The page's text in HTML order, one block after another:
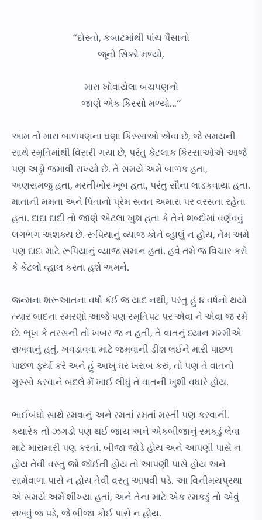
“દોસ્તો, કબાટમાંથી પાંચ પૈસાનો
જૂનો સિક્કો મળ્યો,
મારા ખોવાયેલા બચપણનો
જાણે એક કિસ્સો મળ્યો…”
આમ તો મારા બાળપણના ઘણા કિસ્સાઓ એવા છે, જે સમયની
સાથે સ્મૃતિમાંથી વિસરી ગયા છે, પરંતુ કેટલાક કિસ્સાઓએ આજે
પણ અડ્ડો જમાવી રાખ્યો છે. તે સમયે અમે બાળક હતા,
અણસમજુ હતા, મસ્તીખોર ખૂબ હતા, પરંતુ સૌના લાડકવાયા હતા.
માતાની મમતા અને પિતાનો પ્રેમ સતત અમારા પર વરસતા રહેતા
હતા. દાદા દાદી તો જાણે એટલા ખુશ હતા કે તેને શબ્દોમાં વર્ણવવું
લગભગ અશક્ય છે. રૂપિયાનું વ્યાજ કોને વ્હાલું ન હોય, તેમ અમે
પણ દાદા માટે રૂપિયાનું વ્યાજ સમાન હતાં. હવે તમે જ વિચાર કરો
કે કેટલો વ્હાલ કરતા હશે અમને.
જન્મના શરૂઆતના વર્ષો કંઈ જ યાદ નથી, પરંતુ હું ૪ વર્ષનો થયો
ત્યાર બાદના સ્મરણો આજે પણ સ્મૃતિપટ પર એવા ને એવા જ રમે
છે. ભૂખ કે તરસની તો ખબર જ ન હતી, તે વાતનું ધ્યાન મમ્મીએ
રાખવાનું હતું. ખવડાવવા માટે જમવાની ડીશ લઈને મારી પાછળ
પાછળ ફર્યા કરે અને હું આખું ઘર ખરાબ કરું, તો પણ તે વાતનો
ગુસ્સો કરવાને બદલે મેં ખાઈ લીધું તે વાતની ખુશી વધારે હોય.
ભાઈબંધો સાથે રમવાનું અને રમતાં રમતાં મસ્તી પણ કરવાની.
ક્યારેક તો ઝગડો પણ થઈ જાય અને એકબીજાનું રમકડું લેવા
માટે મારામારી પણ કરતાં. બીજા જોડે હોય અને આપણી પાસે ન
હોય તેવી વસ્તુ જો જોઈતી હોય તો આપણી પાસે હોય અને
સામેવાળા પાસે ન હોય તેવી વસ્તુ આપવી પડે. આ વિનીમયપ્રથા
એ સમયે અમે શીખ્યા હતાં, અને તેના માટે એક રમકડું તો એવું
રાખવું જ પડે, જે બીજા કોઈ પાસે ન હોય.